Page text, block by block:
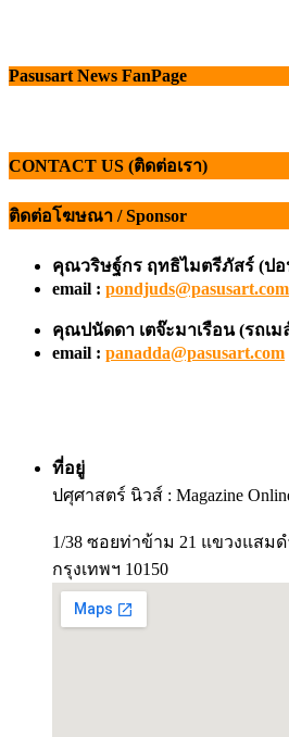
Pasusart News FanPage
CONTACT US (ติดต่อเรา)
ติดต่อโฆษณา / Sponsor
คุณวริษฐ์กร ฤทธิไมตรีภัสร์ (ป
email : pondjuds@pasusart.com
คุณปนัดดา เตจ๊ะมาเรือน (รถเม
email : panadda@pasusart.com
ที่อยู่
ปศุศาสตร์ นิวส์ : Magazine
1/38 ซอยท่าข้าม 21 แขวงแสม
กรุงเทพฯ 10150